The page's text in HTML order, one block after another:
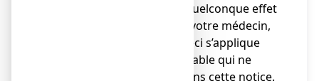
● Si vous ressentez un quelconque effet
indésirable, parlez-en à votre médecin,
ou votre pharmacien. Ceci s’applique
aussi à tout effet indésirable qui ne
serait pas mentionné dans cette notice.